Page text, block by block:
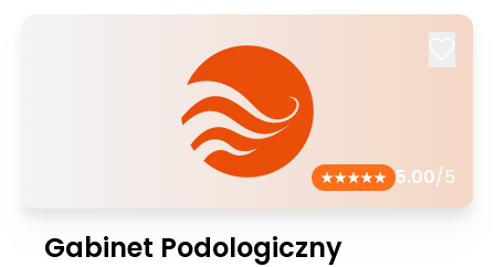
5.00/5
Gabinet Podologiczny